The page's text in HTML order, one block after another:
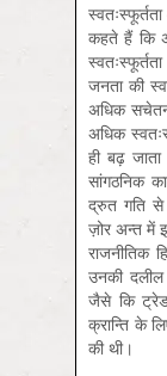
कहते हैं कि
जनता की
अधिक
अधिक
ही बढ़
सांगठनिक
द्रुत गति से
ज़ोर अन्त में
राजनीतिक
उनकी दलील
जैसे कि ट्रेड
क्रान्ति के
की थी।